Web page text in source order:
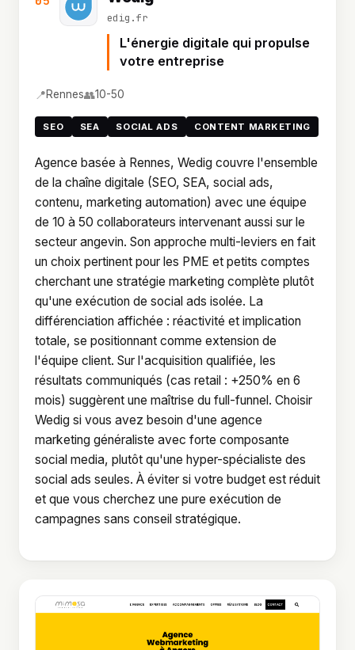
edig.fr
L'énergie digitale qui propulse
votre entreprise
📍Rennes👥10-50
SEO SEA SOCIAL ADS CONTENT MARKETING
Agence basée à Rennes, Wedig couvre l'ensemble
de la chaîne digitale (SEO, SEA, social ads,
contenu, marketing automation) avec une équipe
de 10 à 50 collaborateurs intervenant aussi sur le
secteur angevin. Son approche multi-leviers en fait
un choix pertinent pour les PME et petits comptes
cherchant une stratégie marketing complète plutôt
qu'une exécution de social ads isolée. La
différenciation affichée : réactivité et implication
totale, se positionnant comme extension de
l'équipe client. Sur l'acquisition qualifiée, les
résultats communiqués (cas retail : +250% en 6
mois) suggèrent une maîtrise du full-funnel. Choisir
Wedig si vous avez besoin d'une agence
marketing généraliste avec forte composante
social media, plutôt qu'une hyper-spécialiste des
social ads seules. À éviter si votre budget est réduit
et que vous cherchez une pure exécution de
campagnes sans conseil stratégique.